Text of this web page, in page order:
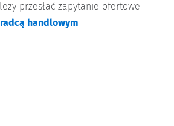
przesłać zapytanie ofertowe
handlowym